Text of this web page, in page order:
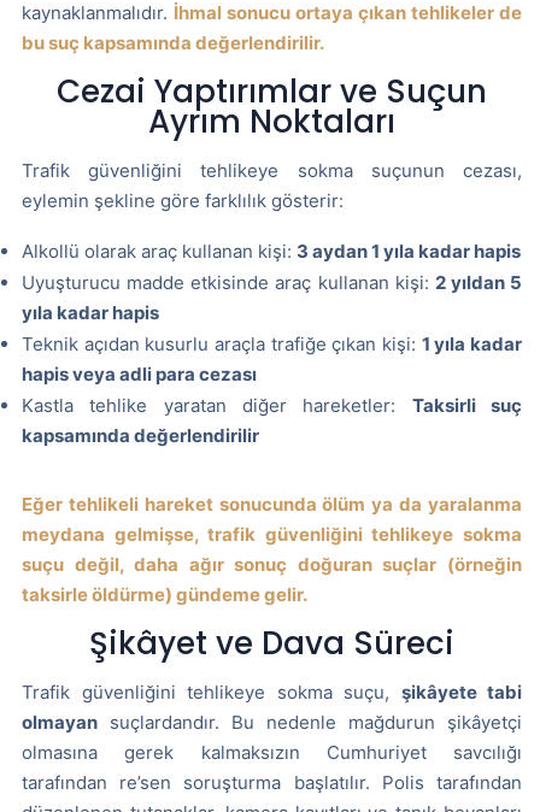
kaynaklanmalıdır. İhmal sonucu ortaya çıkan tehlikeler de
bu suç kapsamında değerlendirilir.
Cezai Yaptırımlar ve Suçun
Ayrım Noktaları
Trafik güvenliğini tehlikeye sokma suçunun cezası,
eylemin şekline göre farklılık gösterir:
Alkollü olarak araç kullanan kişi: 3 aydan 1 yıla kadar hapis
Uyuşturucu madde etkisinde araç kullanan kişi: 2 yıldan 5
yıla kadar hapis
Teknik açıdan kusurlu araçla trafiğe çıkan kişi: 1 yıla kadar
hapis veya adli para cezası
Kastla tehlike yaratan diğer hareketler: Taksirli suç
kapsamında değerlendirilir
Eğer tehlikeli hareket sonucunda ölüm ya da yaralanma
meydana gelmişse, trafik güvenliğini tehlikeye sokma
suçu değil, daha ağır sonuç doğuran suçlar (örneğin
taksirle öldürme) gündeme gelir.
Şikâyet ve Dava Süreci
Trafik güvenliğini tehlikeye sokma suçu, şikâyete tabi
olmayan suçlardandır. Bu nedenle mağdurun şikâyetçi
olmasına gerek kalmaksızın Cumhuriyet savcılığı
tarafından re’sen soruşturma başlatılır. Polis tarafından